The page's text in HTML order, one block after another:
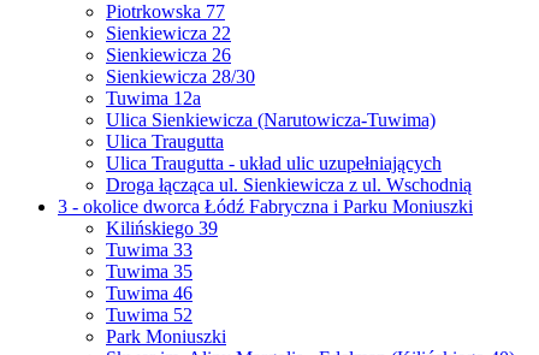
Piotrkowska 77
Sienkiewicza 22
Sienkiewicza 26
Sienkiewicza 28/30
Tuwima 12a
Ulica Sienkiewicza (Narutowicza-Tuwima)
Ulica Traugutta
Ulica Traugutta - układ ulic uzupełniających
Droga łącząca ul. Sienkiewicza z ul. Wschodnią
3 - okolice dworca Łódź Fabryczna i Parku Moniuszki
Kilińskiego 39
Tuwima 33
Tuwima 35
Tuwima 46
Tuwima 52
Park Moniuszki